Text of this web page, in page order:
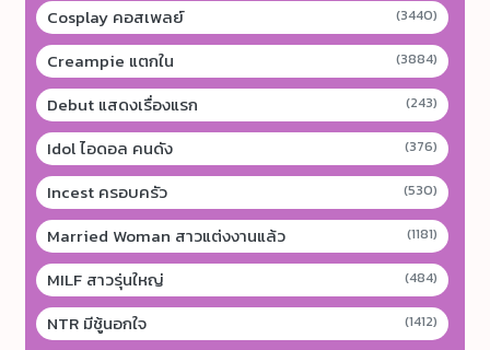
Cosplay คอสเพลย์ (3440)
Creampie แตกใน (3884)
Debut แสดงเรื่องแรก (243)
Idol ไอดอล คนดัง (376)
Incest ครอบครัว (530)
Married Woman สาวแต่งงานแล้ว (1181)
MILF สาวรุ่นใหญ่ (484)
NTR มีชู้นอกใจ (1412)